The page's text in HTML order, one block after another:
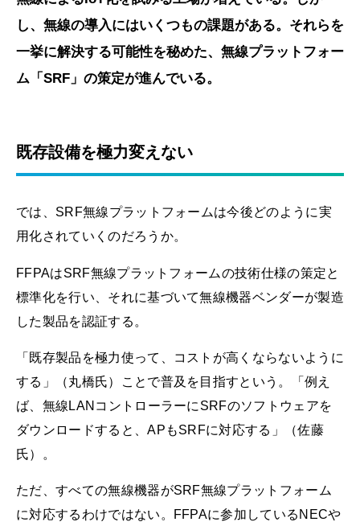
し、無線の導入にはいくつもの課題がある。それらを
一挙に解決する可能性を秘めた、無線プラットフォー
ム「SRF」の策定が進んでいる。
既存設備を極力変えない
では、SRF無線プラットフォームは今後どのように実
用化されていくのだろうか。
FFPAはSRF無線プラットフォームの技術仕様の策定と
標準化を行い、それに基づいて無線機器ベンダーが製造
した製品を認証する。
「既存製品を極力使って、コストが高くならないように
する」（丸橋氏）ことで普及を目指すという。「例え
ば、無線LANコントローラーにSRFのソフトウェアを
ダウンロードすると、APもSRFに対応する」（佐藤
氏）。
ただ、すべての無線機器がSRF無線プラットフォーム
に対応するわけではない。FFPAに参加しているNECや